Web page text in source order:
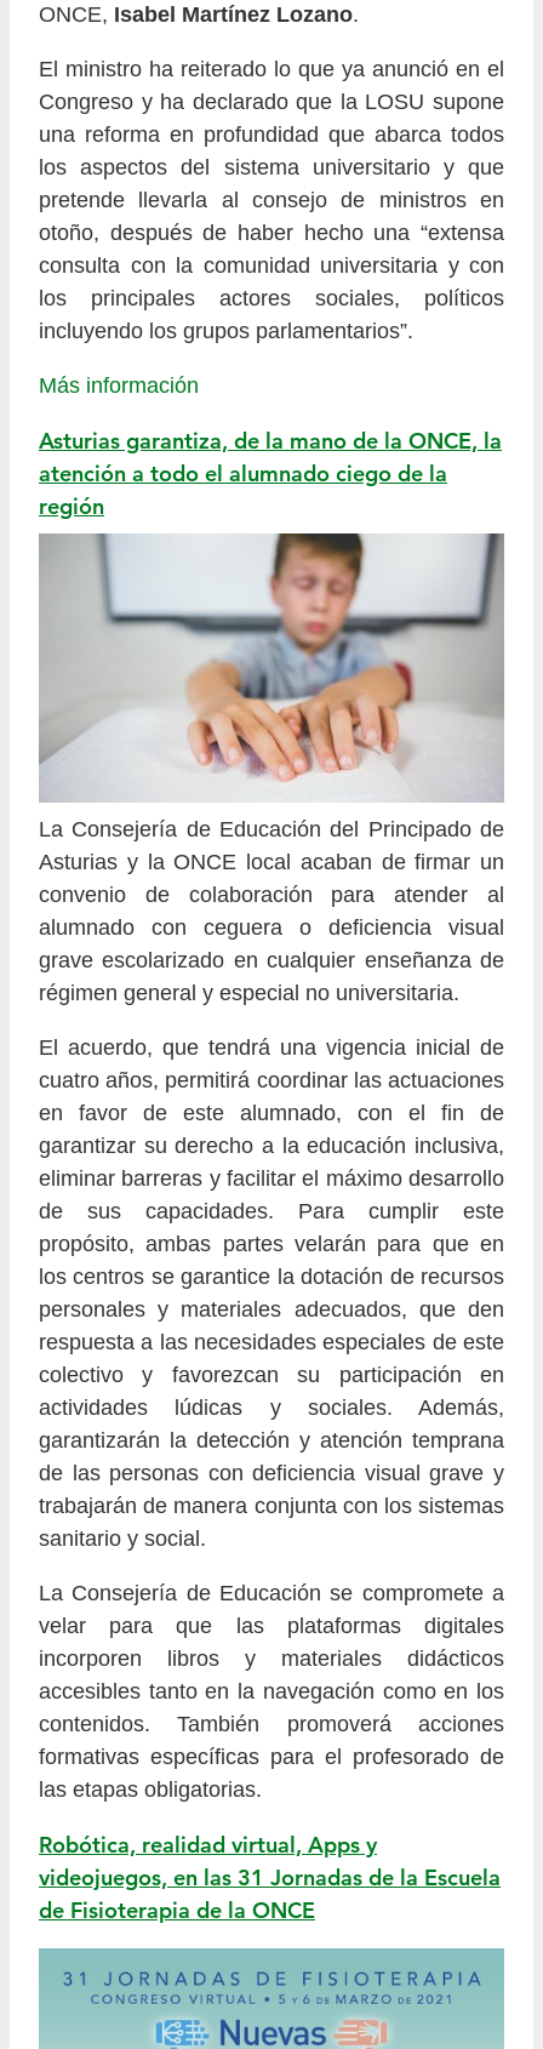
ONCE, Isabel Martínez Lozano.
El ministro ha reiterado lo que ya anunció en el
Congreso y ha declarado que la LOSU supone
una reforma en profundidad que abarca todos
los aspectos del sistema universitario y que
pretende llevarla al consejo de ministros en
otoño, después de haber hecho una “extensa
consulta con la comunidad universitaria y con
los principales actores sociales, políticos
incluyendo los grupos parlamentarios”.
Más información
Asturias garantiza, de la mano de la ONCE, la
atención a todo el alumnado ciego de la
región
La Consejería de Educación del Principado de
Asturias y la ONCE local acaban de firmar un
convenio de colaboración para atender al
alumnado con ceguera o deficiencia visual
grave escolarizado en cualquier enseñanza de
régimen general y especial no universitaria.
El acuerdo, que tendrá una vigencia inicial de
cuatro años, permitirá coordinar las actuaciones
en favor de este alumnado, con el fin de
garantizar su derecho a la educación inclusiva,
eliminar barreras y facilitar el máximo desarrollo
de sus capacidades. Para cumplir este
propósito, ambas partes velarán para que en
los centros se garantice la dotación de recursos
personales y materiales adecuados, que den
respuesta a las necesidades especiales de este
colectivo y favorezcan su participación en
actividades lúdicas y sociales. Además,
garantizarán la detección y atención temprana
de las personas con deficiencia visual grave y
trabajarán de manera conjunta con los sistemas
sanitario y social.
La Consejería de Educación se compromete a
velar para que las plataformas digitales
incorporen libros y materiales didácticos
accesibles tanto en la navegación como en los
contenidos. También promoverá acciones
formativas específicas para el profesorado de
las etapas obligatorias.
Robótica, realidad virtual, Apps y
videojuegos, en las 31 Jornadas de la Escuela
de Fisioterapia de la ONCE